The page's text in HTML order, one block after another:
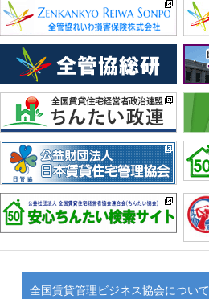
全国賃貸管理ビジネス協会について